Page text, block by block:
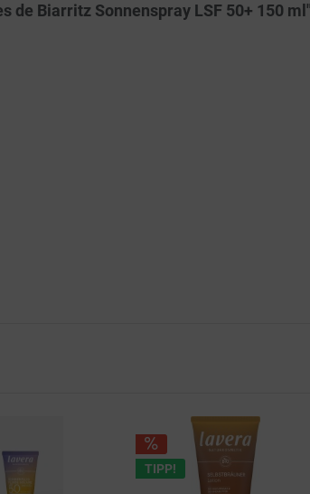
de Biarritz Sonnenspray LSF 50+ 150 ml"
TIPP!